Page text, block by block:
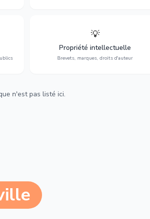
💡
Propriété intellectuelle
Brevets, marques, droits d'auteur
Protection de vos créations : brevets,
marques, droits d'auteur et lutte contre la
contrefaçon.
n'est pas listé ici.